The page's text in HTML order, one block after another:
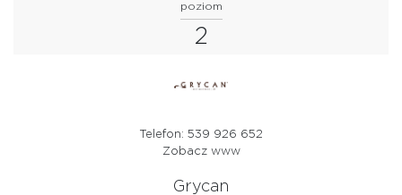
MODA DAMSKA
poziom
2
Telefon: 539 926 652
Zobacz www
Grycan